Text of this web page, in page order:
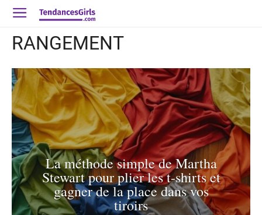
RANGEMENT
La méthode simple de Martha
Stewart pour plier les t-shirts et
gagner de la place dans vos
tiroirs